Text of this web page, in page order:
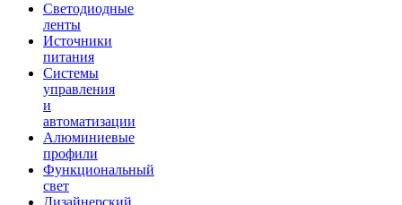
Светодиодные
ленты
Источники
питания
Системы
управления
и
автоматизации
Алюминиевые
профили
Функциональный
свет
Дизайнерский